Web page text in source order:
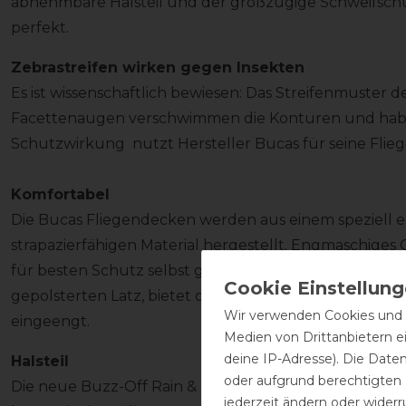
perfekt.
Zebrastreifen wirken gegen Insekten
Es ist wissenschaftlich bewiesen: Das Streifenmuster
Facettenaugen verschwimmen die Konturen und
Schutzwirkung nutzt Hersteller Bucas für seine
Komfortabel
Die Bucas Fliegendecken werden aus einem speziell
strapazierfähigen Material hergestellt.
für besten Schutz selbst gegen kleine Insekten. Das
gepolsterten Latz, bietet optimalen Freiraum für die
eingeengt.
Halsteil
Die neue Buzz-Off Rain & Neck hat ein
Wir verwenden Cookies
Medien von Drittanbietern
deine IP-Adresse). Die
oder aufgrund berechtigten
jederzeit ändern oder